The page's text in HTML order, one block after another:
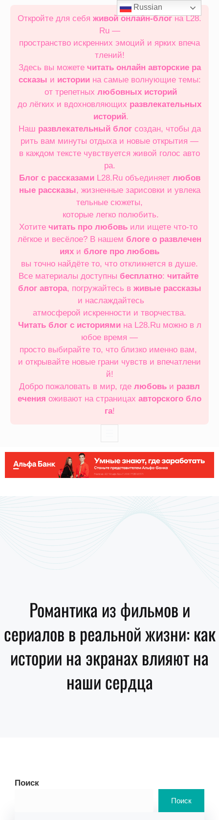
Откройте для себя живой онлайн‑блогна L28.
Ru —
пространство искренних эмоций и ярких впеча
тлений!
Здесь вы можете читать онлайн авторские ра
ссказы и историина самые волнующие темы:
от трепетных любовных историй
до лёгких и вдохновляющих развлекательных
историй.
Наш развлекательный блогсоздан, чтобы да
рить вам минуты отдыха и новые открытия —
в каждом тексте чувствуется живой голос авто
ра.
Блог с рассказамиL28.Ru объединяет любов
ные рассказы, жизненные зарисовки и увлека
тельные сюжеты,
которые легко полюбить.
Хотите читать про любовь или ищете что‑то
лёгкое и весёлое? В нашем блоге о развлечен
иях и блоге про любовь
вы точно найдёте то, что откликнется в душе.
Все материалы доступны бесплатно: читайте
блог автора, погружайтесь в живые рассказы
и наслаждайтесь
атмосферой искренности и творчества.
Читать блог с историямина L28.Ru можно в л
юбое время —
просто выбирайте то, что близко именно вам,
и открывайте новые грани чувств и впечатлени
й!
Добро пожаловать в мир, где любовь и развл
ечения оживают на страницах авторского бло
га!
Романтика из фильмов и
сериалов в реальной жизни: как
истории на экранах влияют на
наши сердца
Поиск
Поиск
Russian